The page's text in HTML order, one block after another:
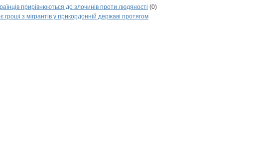
прирівнюються до злочинів проти людяності (0)
з мігрантів у прикордонній державі протягом